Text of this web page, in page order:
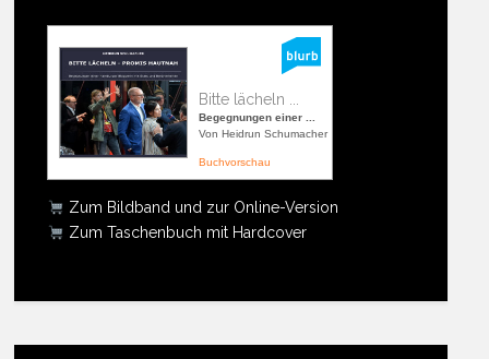
Bitte lächeln ...
Begegnungen einer ...
Von Heidrun Schumacher
Buchvorschau
Zum Bildband und zur Online-Version
Zum Taschenbuch mit Hardcover